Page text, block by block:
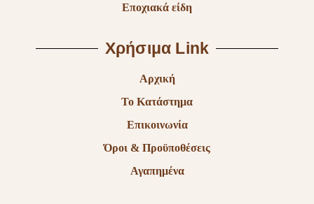
Εποχιακά είδη
Χρήσιμα Link
Αρχική
Το Κατάστημα
Επικοινωνία
Όροι & Προϋποθέσεις
Αγαπημένα